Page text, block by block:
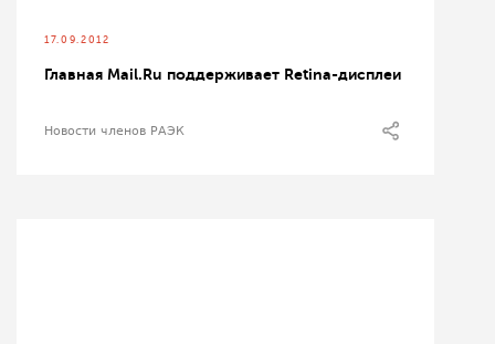
17.09.2012
Главная Mail.Ru поддерживает Retina-дисплеи
Новости членов РАЭК